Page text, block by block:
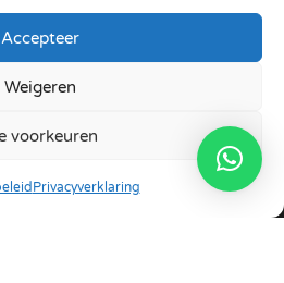
Accepteer
Weigeren
voorkeuren
Privacyverklaring
in Valencia
Tour Valencia
Groepen
Nederlands